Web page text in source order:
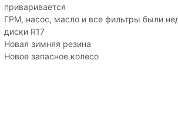
приваривается
ГРМ, насос, масло и все фильтры были
диски R17
Новая зимняя резина
Новое запасное колесо